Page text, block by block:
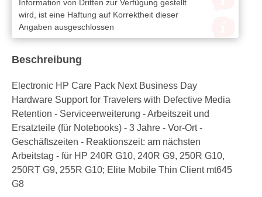
Information von Dritten zur Verfügung gestellt
wird, ist eine Haftung auf Korrektheit dieser
Angaben ausgeschlossen
Beschreibung
Electronic HP Care Pack Next Business Day
Hardware Support for Travelers with Defective Media
Retention - Serviceerweiterung - Arbeitszeit und
Ersatzteile (für Notebooks) - 3 Jahre - Vor-Ort -
Geschäftszeiten - Reaktionszeit: am nächsten
Arbeitstag - für HP 240R G10, 240R G9, 250R G10,
250RT G9, 255R G10; Elite Mobile Thin Client mt645
G8